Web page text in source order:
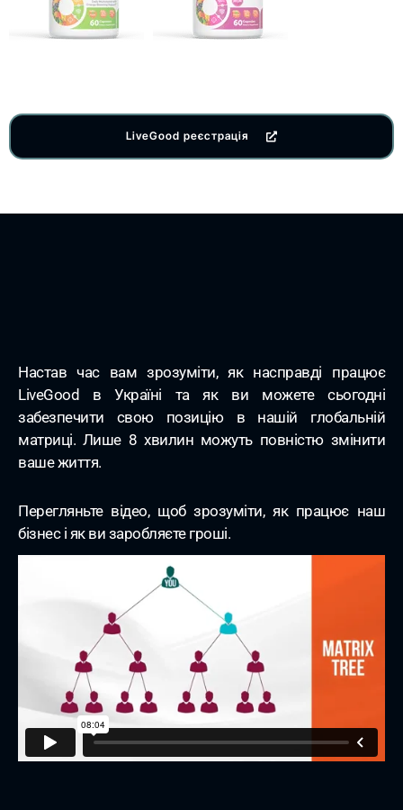
LiveGood реєстрація
Настав час вам зрозуміти, як насправді працює
LiveGood в Україні та як ви можете сьогодні
забезпечити свою позицію в нашій глобальній
матриці. Лише 8 хвилин можуть повністю змінити
ваше життя.
Перегляньте відео, щоб зрозуміти, як працює наш
бізнес і як ви заробляєте гроші.